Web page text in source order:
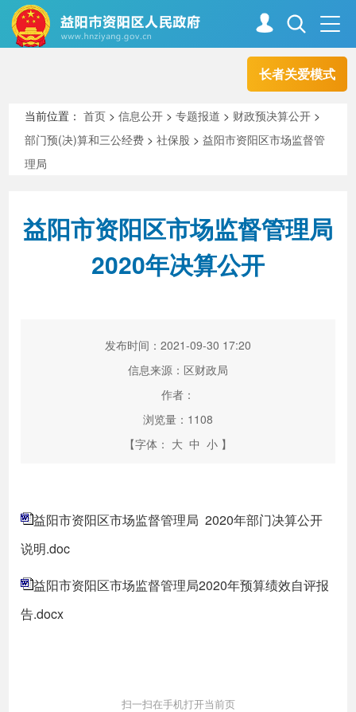
长者关爱模式
走进资阳
新闻中心 解读回应
互动交流
高效办成一件事
当前位置：首页 >信息公开 >专题报道 > 财政预决算公开 >
部门预(决)算和三公经费 >社保股 >益阳市资阳区市场监督管
理局
益阳市资阳区市场监督管理局
2020年决算公开
发布时间：2021-09-30 17:20
信息来源：区财政局
作者：
浏览量： 1108
【字体： 大 中 小 】
益阳市资阳区市场监督管理局 2020年部门决算公开
说明.doc
益阳市资阳区市场监督管理局2020年预算绩效自评报
告.docx
扫一扫在手机打开当前页